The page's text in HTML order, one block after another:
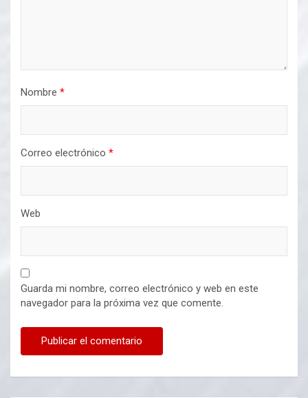
Nombre *
Correo electrónico *
Web
Guarda mi nombre, correo electrónico y web en este
navegador para la próxima vez que comente.